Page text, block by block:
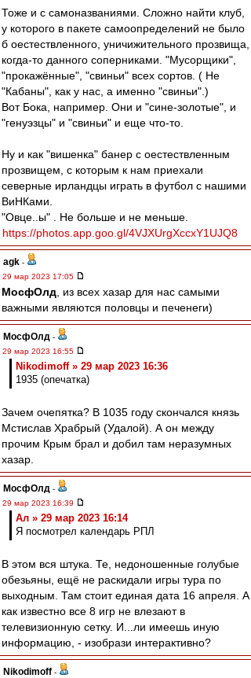
Тоже и с самоназваниями. Сложно найти клуб,
у которого в пакете самоопределений не было
б оестествленного, уничижительного прозвища,
когда-то данного соперниками. "Мусорщики",
"прокажённые", "свиньи" всех сортов. ( Не
"Кабаны", как у нас, а именно "свиньи".)
Вот Бока, например. Они и "сине-золотые", и
"генуэзцы" и "свиньи" и еще что-то.
Ну и как "вишенка" банер с оестествленным
прозвищем, с которым к нам приехали
северные ирландцы играть в футбол с нашими
ВиНКами.
"Овце..ы" . Не больше и не меньше.
https://photos.app.goo.gl/4VJXUrgXccxY1UJQ8
agk -
29 мар 2023 17:05
МосфОлд , из всех хазар для нас самыми
важными являются половцы и печенеги)
МосфОлд -
29 мар 2023 16:55
Nikodimoff » 29 мар 2023 16:36
1935 (опечатка)
Зачем очепятка? В 1035 году скончался князь
Мстислав Храбрый (Удалой). А он между
прочим Крым брал и добил там неразумных
хазар.
МосфОлд -
29 мар 2023 16:39
Ал » 29 мар 2023 16:14
Я посмотрел календарь РПЛ
В этом вся штука. Те, недоношенные голубые
обезьяны, ещё не раскидали игры тура по
выходным. Там стоит единая дата 16 апреля. А
как известно все 8 игр не влезают в
телевизионную сетку. И...ли имеешь иную
информацию, - изобрази интерактивно?
Nikodimoff -